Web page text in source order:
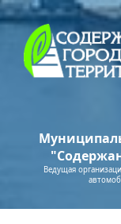
Ведущая